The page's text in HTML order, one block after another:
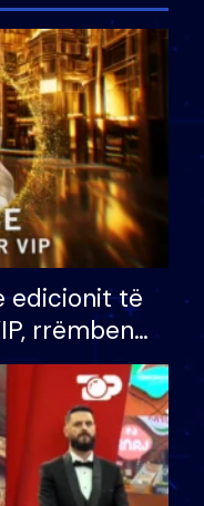
edicionit të
rrëmben
mijë eurosh